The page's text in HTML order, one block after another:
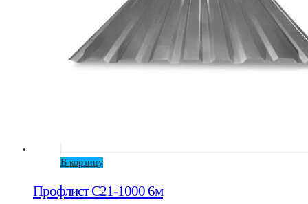
В корзину
Профлист С21-1000 6м